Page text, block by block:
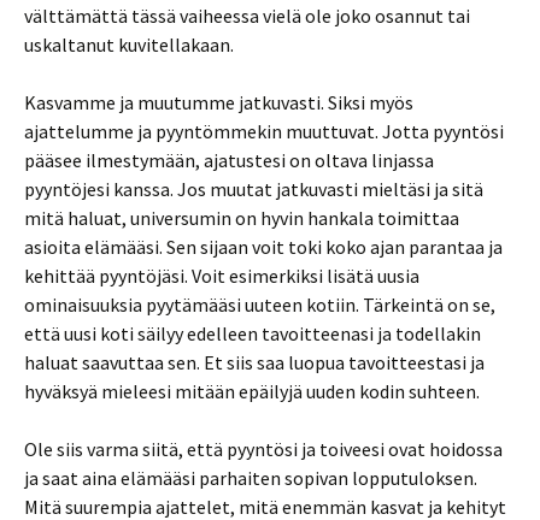
välttämättä tässä vaiheessa vielä ole joko osannut tai
uskaltanut kuvitellakaan.
Kasvamme ja muutumme jatkuvasti. Siksi myös
ajattelumme ja pyyntömmekin muuttuvat. Jotta pyyntösi
pääsee ilmestymään, ajatustesi on oltava linjassa
pyyntöjesi kanssa. Jos muutat jatkuvasti mieltäsi ja sitä
mitä haluat, universumin on hyvin hankala toimittaa
asioita elämääsi. Sen sijaan voit toki koko ajan parantaa ja
kehittää pyyntöjäsi. Voit esimerkiksi lisätä uusia
ominaisuuksia pyytämääsi uuteen kotiin. Tärkeintä on se,
että uusi koti säilyy edelleen tavoitteenasi ja todellakin
haluat saavuttaa sen. Et siis saa luopua tavoitteestasi ja
hyväksyä mieleesi mitään epäilyjä uuden kodin suhteen.
Ole siis varma siitä, että pyyntösi ja toiveesi ovat hoidossa
ja saat aina elämääsi parhaiten sopivan lopputuloksen.
Mitä suurempia ajattelet, mitä enemmän kasvat ja kehityt